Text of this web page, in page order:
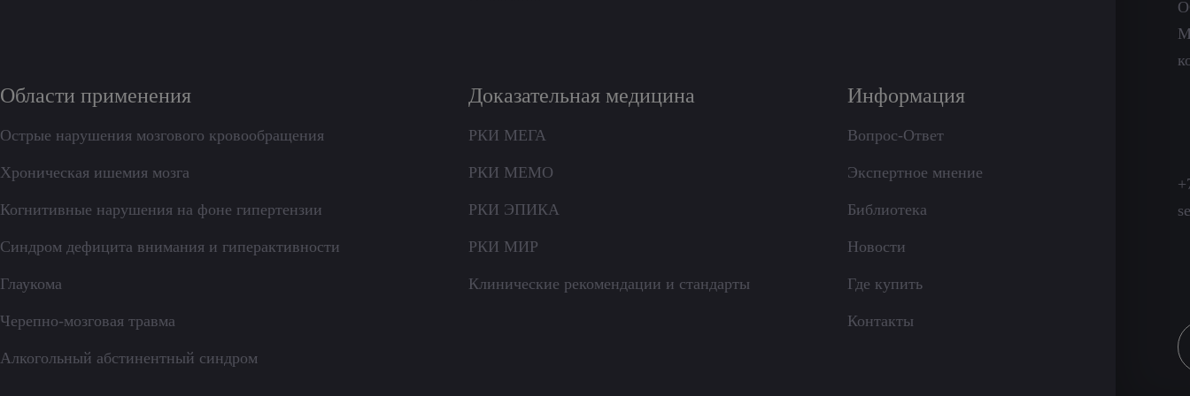
Области применения
Острые нарушения мозгового кровообращения
Хроническая ишемия мозга
Когнитивные нарушения на фоне гипертензии
Синдром дефицита внимания и гиперактивности
Глаукома
Черепно-мозговая травма
Алкогольный абстинентный синдром
Доказательная медицина
РКИ МЕГА
РКИ МЕМО
РКИ ЭПИКА
РКИ МИР
Клинические рекомендации и стандарты
Информация
Вопрос-Ответ
Экспертное мнение
Библиотека
Новости
Где купить
Контакты